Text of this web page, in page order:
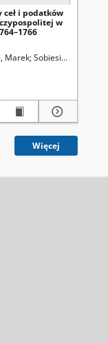
Redaktor naczelny
ceł i podatków
w
Marek Sobiesiak, Joanna
Więcej